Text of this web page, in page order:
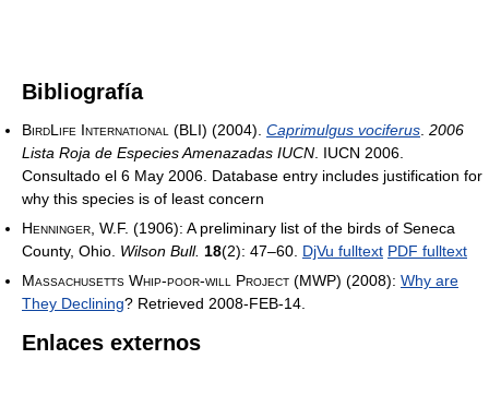
Bibliografía
BirdLife International (BLI) (2004). Caprimulgus vociferus 2006
Lista Roja de Especies Amenazadas IUCN . IUCN 2006.
Consultado el 6 May 2006. Database entry includes justification for
why this species is of least concern
Henninger, W.F. (1906): A preliminary list of the birds of Seneca
County, Ohio. Wilson Bull. 18(2): 47–60. DjVu fulltext PDF fulltext
Massachusetts Whip-poor-will Project (MWP) (2008): Why are
They Declining? Retrieved 2008-FEB-14.
Enlaces externos